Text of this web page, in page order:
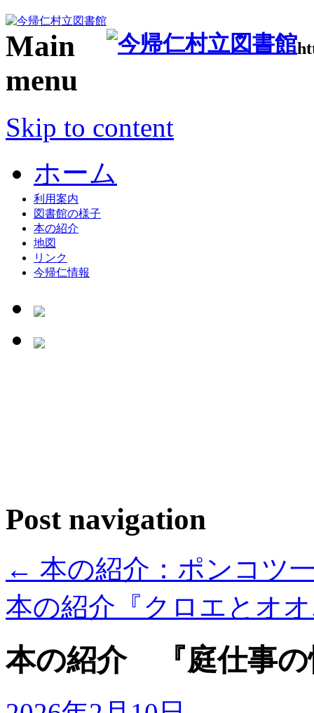
Main
menu
Skip to content
ホーム
利用案内
図書館の様子
本の紹介
地図
リンク
今帰仁情報
Post navigation
← 本の紹介：ポンコツ
本の紹介『クロエとオ
本の紹介 『庭仕事の